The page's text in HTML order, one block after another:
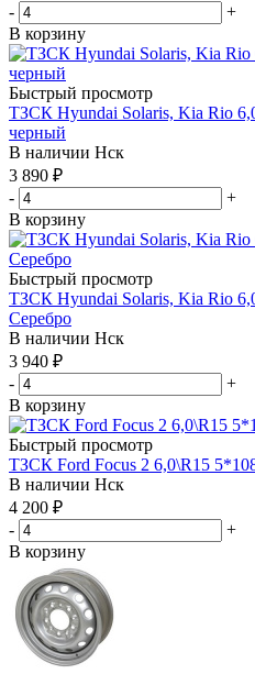
-
+
В корзину
Быстрый просмотр
ТЗСК Hyundai Solaris, Kia Rio
черный
В наличии Нск
3 890 ₽
-
+
В корзину
Быстрый просмотр
ТЗСК Hyundai Solaris, Kia Rio
Серебро
В наличии Нск
3 940 ₽
-
+
В корзину
Быстрый просмотр
ТЗСК Ford Focus 2 6,0\R15
В наличии Нск
4 200 ₽
-
+
В корзину